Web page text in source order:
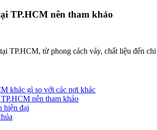
TP.HCM nên tham khảo
TP.HCM, từ phong cách váy, chất liệu đến
khác gì so với các nơi khác
nên tham khảo
hiện đại